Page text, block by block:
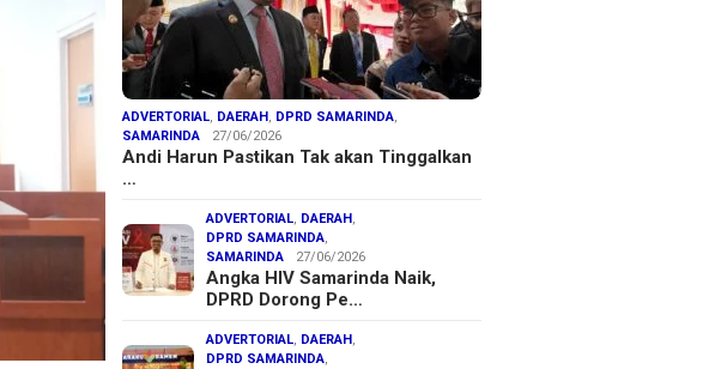
ADVERTORIAL, DAERAH , DPRD SAMARINDA,
SAMARINDA
27/06/2026
Andi Harun Pastikan Tak akan Tinggalkan
…
ADVERTORIAL, DAERAH ,
DPRD SAMARINDA,
SAMARINDA
27/06/2026
Angka HIV Samarinda Naik,
DPRD Dorong Pe…
ADVERTORIAL, DAERAH ,
DPRD SAMARINDA,